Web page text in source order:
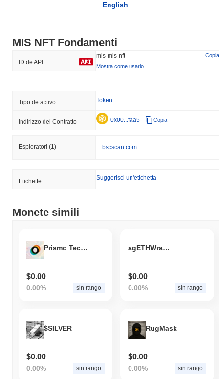
English
MIS NFT Fondamenti
ID de API
mis-mis-nft
Copia
Mostra come usarlo
Tipo de activo Token
Indirizzo del Contratto 0x00...faa5 Copia
Esploratori (1) bscscan.com
Etichette Suggerisci un'etichetta
Monete simili
Prismo Technology
$0.00
0.00% sin rango
agETHWrapper
$0.00
0.00% sin rango
$SILVER
$0.00
0.00% sin rango
RugMask
$0.00
0.00% sin rango